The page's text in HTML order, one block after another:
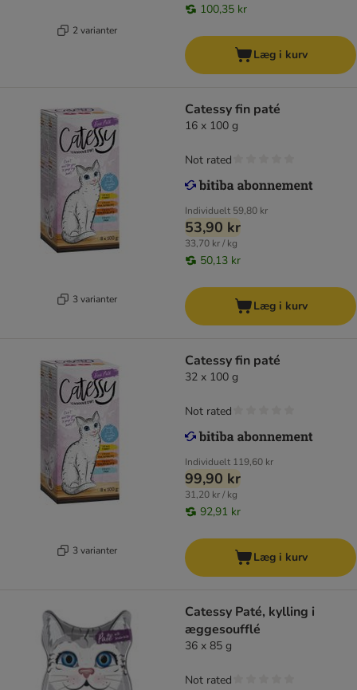
2 varianter
100,35 kr
Læg i kurv
3 varianter
Catessy fin paté
16 x 100 g
Individuelt 59,80 kr
53,90 kr
33,70 kr / kg
50,13 kr
Not rated
Læg i kurv
3 varianter
Catessy fin paté
32 x 100 g
Individuelt 119,60 kr
99,90 kr
31,20 kr / kg
92,91 kr
Not rated
Læg i kurv
Catessy Paté, kylling i
æggesoufflé
36 x 85 g
Not rated